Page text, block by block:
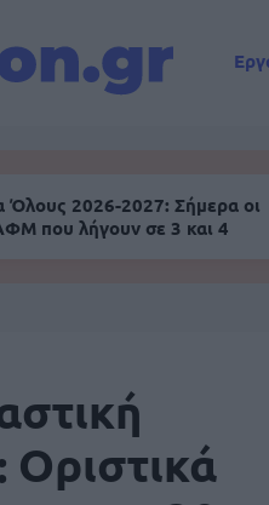
Όλους 2026-2027: Σήμερα οι
που λήγουν σε 3 και 4